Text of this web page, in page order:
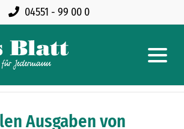
04551 - 99 00 0
Ausgaben von